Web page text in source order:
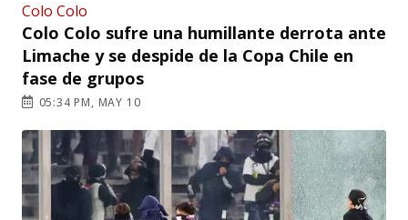
Colo Colo
Colo Colo sufre una humillante derrota ante
Limache y se despide de la Copa Chile en
fase de grupos
05:34 PM, MAY 10